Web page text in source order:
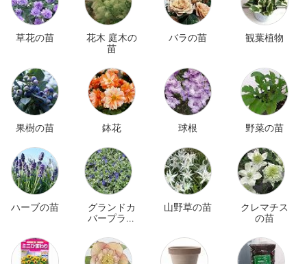
草花の苗
花木 庭木の
苗
バラの苗 観葉植物
果樹の苗 鉢花 球根 野菜の苗
ハーブの苗
グランドカ
バープラン
山野草の苗
クレマチス
の苗